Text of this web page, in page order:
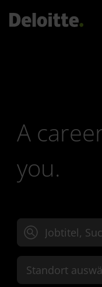
A
you.
Jobtitel,
Standort